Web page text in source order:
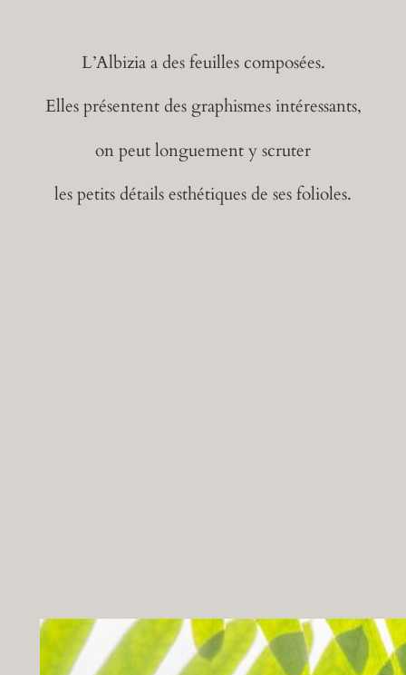
L’Albizia a des feuilles composées.
Elles présentent des graphismes intéressants,
on peut longuement y scruter
les petits détails esthétiques de ses folioles.